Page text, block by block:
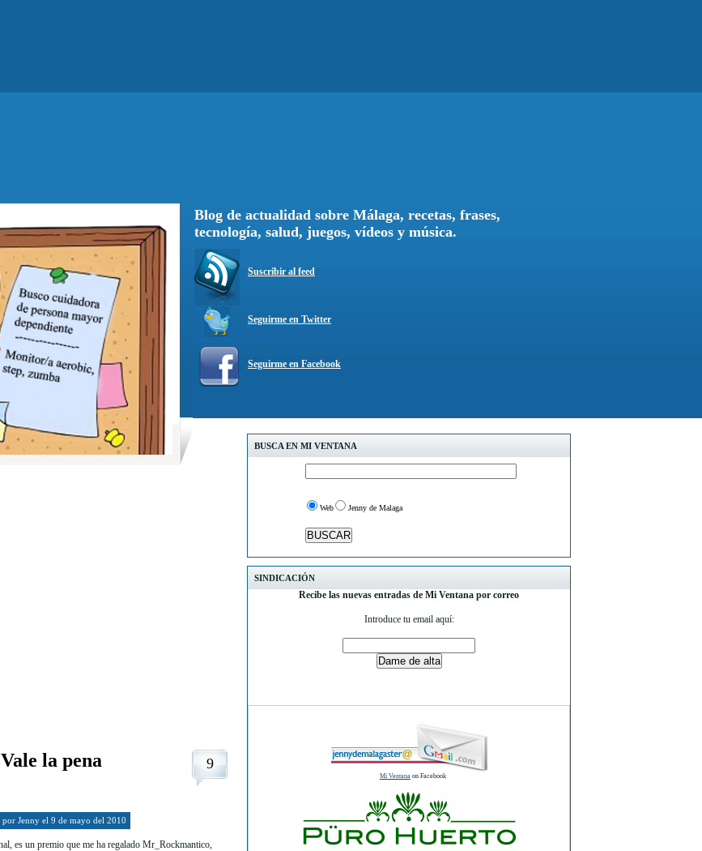
Blog de actualidad sobre Málaga, recetas, frases,
tecnología, salud, juegos, vídeos y música.
Suscribir al feed
Seguirme en Twitter
Seguirme en Facebook
9
la pena
por Jenny el 9 de mayo del 2010
es un premio que me ha regalado Mr_Rockmantico,
BUSCA EN MI VENTANA
Web Jenny de Malaga
SINDICACIÓN
Recibe las nuevas entradas de Mi Ventana por correo
Introduce tu email aquí:
Mi Ventana on Facebook